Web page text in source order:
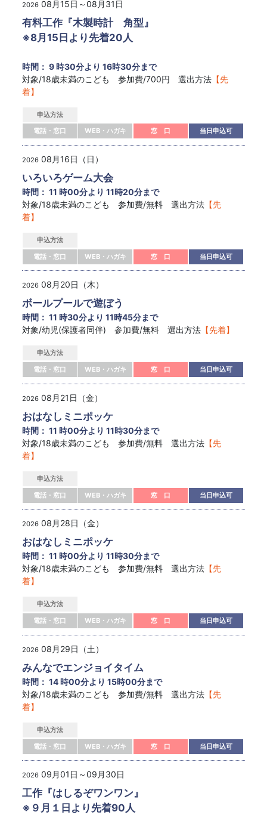
2026 08月15日～08月31日
有料工作『木製時計 角型』
※8月15日より先着20人
時間： 9 時30分より 16時30分まで
対象/18歳未満のこども 参加費/700円 選出方法 【先
着】
申込方法
電話・窓口
WEB・ハガキ 窓 口 当日申込可
2026 08月16日（日）
いろいろゲーム大会
時間： 11 時00分より 11時20分まで
対象/18歳未満のこども 参加費/無料 選出方法 【先
着】
申込方法
電話・窓口
WEB・ハガキ 窓 口 当日申込可
2026 08月20日（木）
ボールプールで遊ぼう
時間： 11 時30分より 11時45分まで
対象/幼児(保護者同伴) 参加費/無料 選出方法 【先着】
申込方法
電話・窓口
WEB・ハガキ 窓 口 当日申込可
2026 08月21日（金）
おはなしミニポッケ
時間： 11 時00分より 11時30分まで
対象/18歳未満のこども 参加費/無料 選出方法 【先
着】
申込方法
電話・窓口
WEB・ハガキ 窓 口 当日申込可
2026 08月28日（金）
おはなしミニポッケ
時間： 11 時00分より 11時30分まで
対象/18歳未満のこども 参加費/無料 選出方法 【先
着】
申込方法
電話・窓口
WEB・ハガキ 窓 口 当日申込可
2026 08月29日（土）
みんなでエンジョイタイム
時間： 14 時00分より 15時00分まで
対象/18歳未満のこども 参加費/無料 選出方法 【先
着】
申込方法
電話・窓口
WEB・ハガキ 窓 口 当日申込可
2026 09月01日～09月30日
工作『はしるぞワンワン』
※９月１日より先着90人